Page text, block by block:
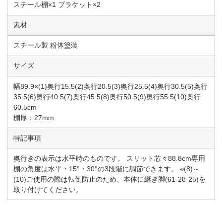
スチール棚×1 ブラケット×2
素材
スチール製 粉体塗装
サイズ
幅89.9×(1)奥行15.5(2)奥行20.5(3)奥行25.5(4)奥行30.5(5)奥行
35.5(6)奥行40.5(7)奥行45.5(8)奥行50.5(9)奥行55.5(10)奥行
60.5cm
棚厚：27mm
特記事項
奥行きの表示は水平時のものです。 スリット芯々88.8cm専用
棚の角度は水平・15°・30°の3段階に調節できます。 ※(8)～
(10)ご使用の際は転倒防止のため、本体に継ぎ脚(61-28-25)を
取り付けてください。